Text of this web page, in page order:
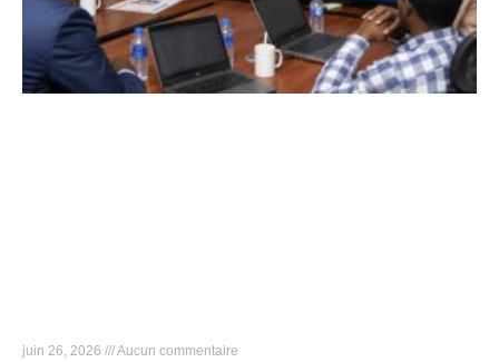
juin 26, 2026 Aucun commentaire